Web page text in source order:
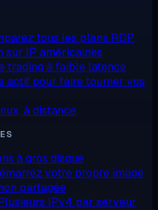
tous les plans RDP
sur IP américaines
trading à faible latence
actif pour faire tourner vos
à distance
à gros disque
votre propre image
partagée
IPv4 par serveur